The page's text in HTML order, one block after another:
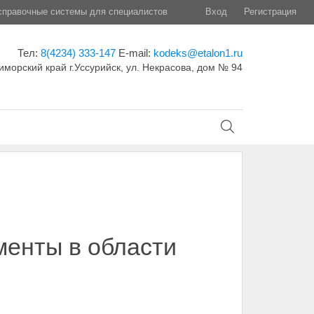
системы для специалистов Вход Регистрация
Тел: 8(4234) 333-147 E-mail: kodeks@etalon1.ru
край г.Уссурийск, ул. Некрасова, дом № 94
в области